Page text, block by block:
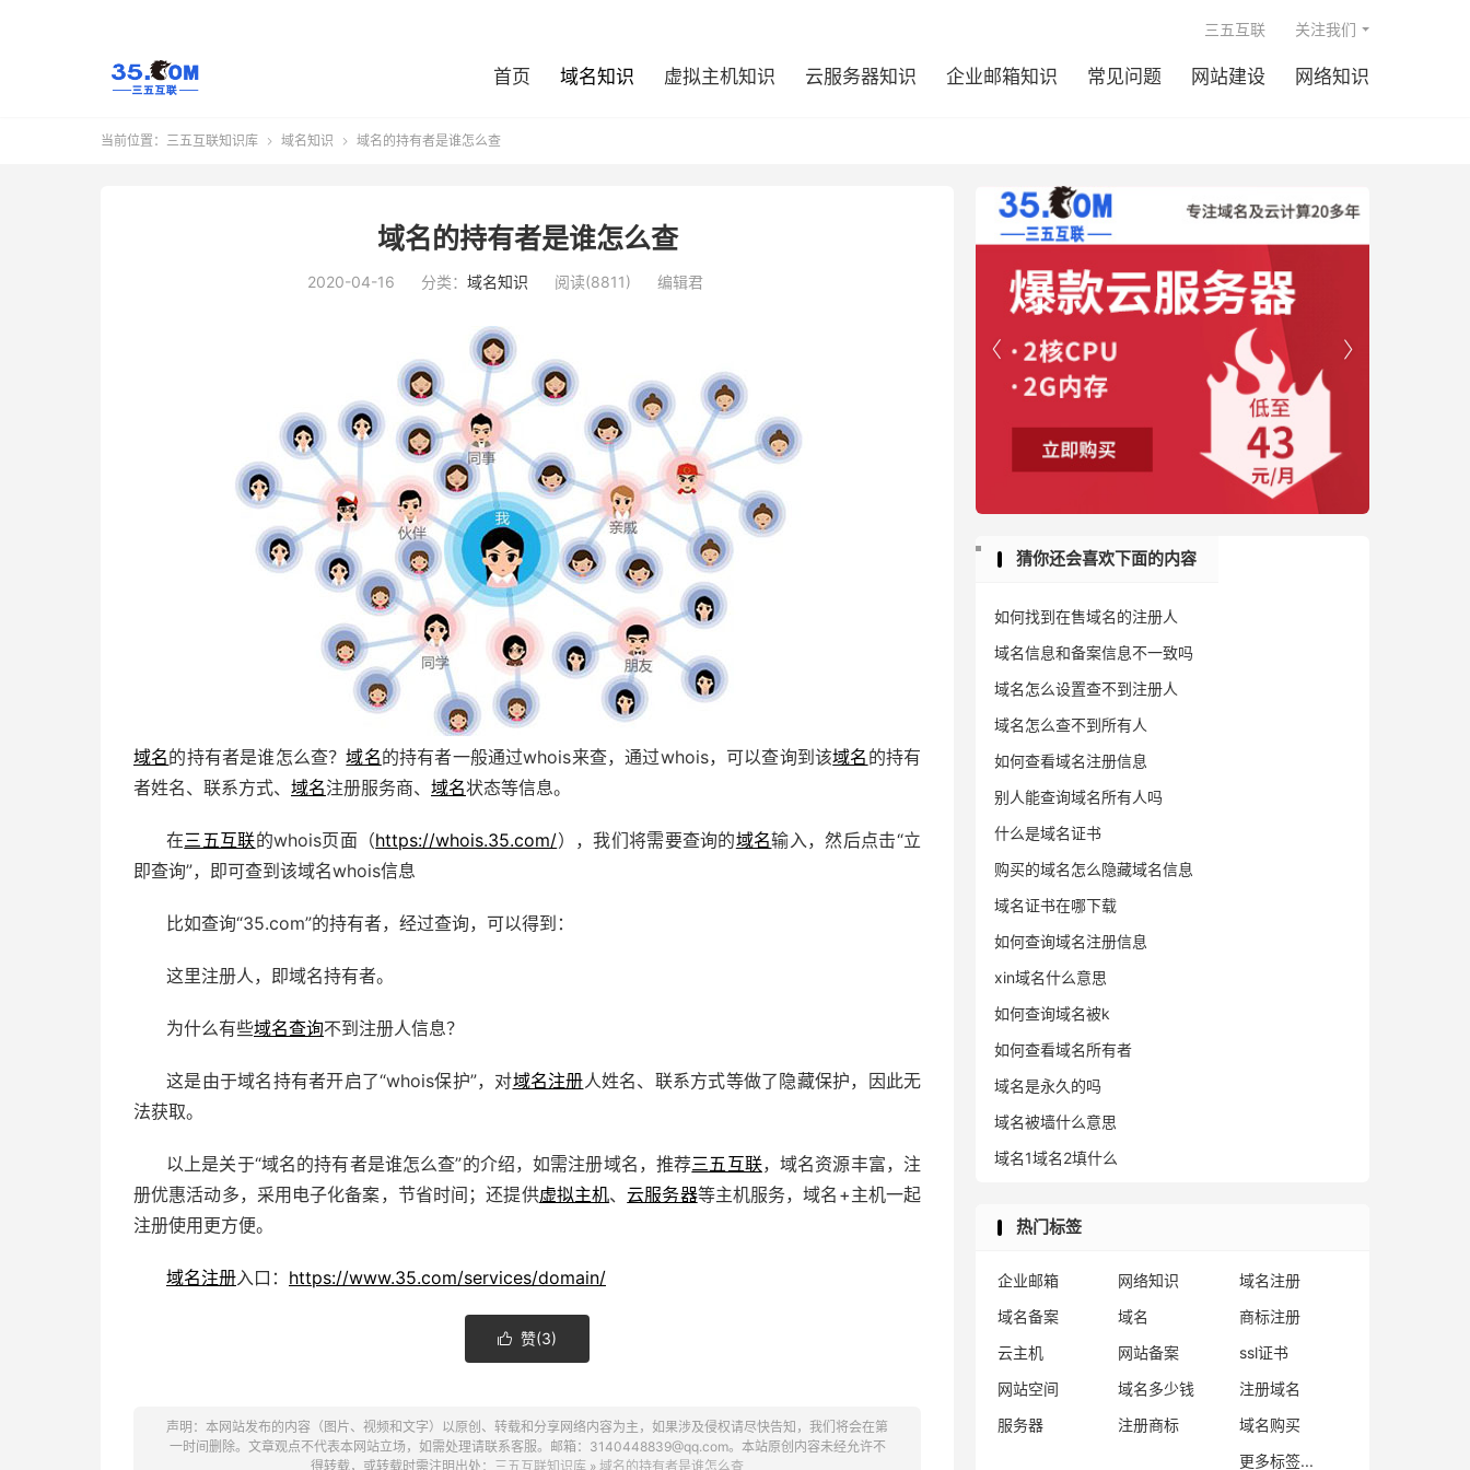
首页 域名知识 虚拟主机知识 云服务器知识 企业邮箱知识 常见问题 网站建设 网络知识
三五互联 关注我们
当前位置： 三五互联知识库  域名知识  域名的持有者是谁怎么查
域名的持有者是谁怎么查
2020-04-16 分类： 域名知识 阅读(8811) 编辑君
域名的持有者是谁怎么查？域名的持有者一般通过whois来查，通过whois，可以查询到该域名 的持有
者姓名、联系方式、 域名注册服务商、 域名状态等信息。
在三五互联的whois页面（https://whois.35.com/），我们将需要查询的域名输入，然后点击“立
即查询”，即可查到该域名whois信息
比如查询“35.com”的持有者，经过查询，可以得到：
这里注册人，即域名持有者。
为什么有些域名查询不到注册人信息？
这是由于域名持有者开启了“whois保护”，对域名注册人姓名、联系方式等做了隐藏保护，因此无
法获取。
以上是关于“域名的持有者是谁怎么查”的介绍，如需注册域名，推荐三五互联，域名资源丰富，注
册优惠活动多，采用电子化备案，节省时间；还提供虚拟主机、云服务器等主机服务，域名+主机一起
注册使用更方便。
域名注册入口： https://www.35.com/services/domain/
 赞(3)
声明：本网站发布的内容（图片、视频和文字）以原创、转载和分享网络内容为主，如果涉及侵权请尽快告知，我们将会在第
一时间删除。文章观点不代表本网站立场，如需处理请联系客服。邮箱：3140448839@qq.com。本站原创内容未经允许不
得转载，或转载时需注明出处： 三五互联知识库 » 域名的持有者是谁怎么查


猜你还会喜欢下面的内容
如何找到在售域名的注册人
域名信息和备案信息不一致吗
域名怎么设置查不到注册人
域名怎么查不到所有人
如何查看域名注册信息
别人能查询域名所有人吗
什么是域名证书
购买的域名怎么隐藏域名信息
域名证书在哪下载
如何查询域名注册信息
xin域名什么意思
如何查询域名被k
如何查看域名所有者
域名是永久的吗
域名被墙什么意思
域名1域名2填什么
热门标签
企业邮箱 网络知识
域名注册
域名备案
域名
商标注册
云主机
网站备案
ssl证书
网站空间
域名多少钱
注册域名
服务器
注册商标
域名购买
更多标签...